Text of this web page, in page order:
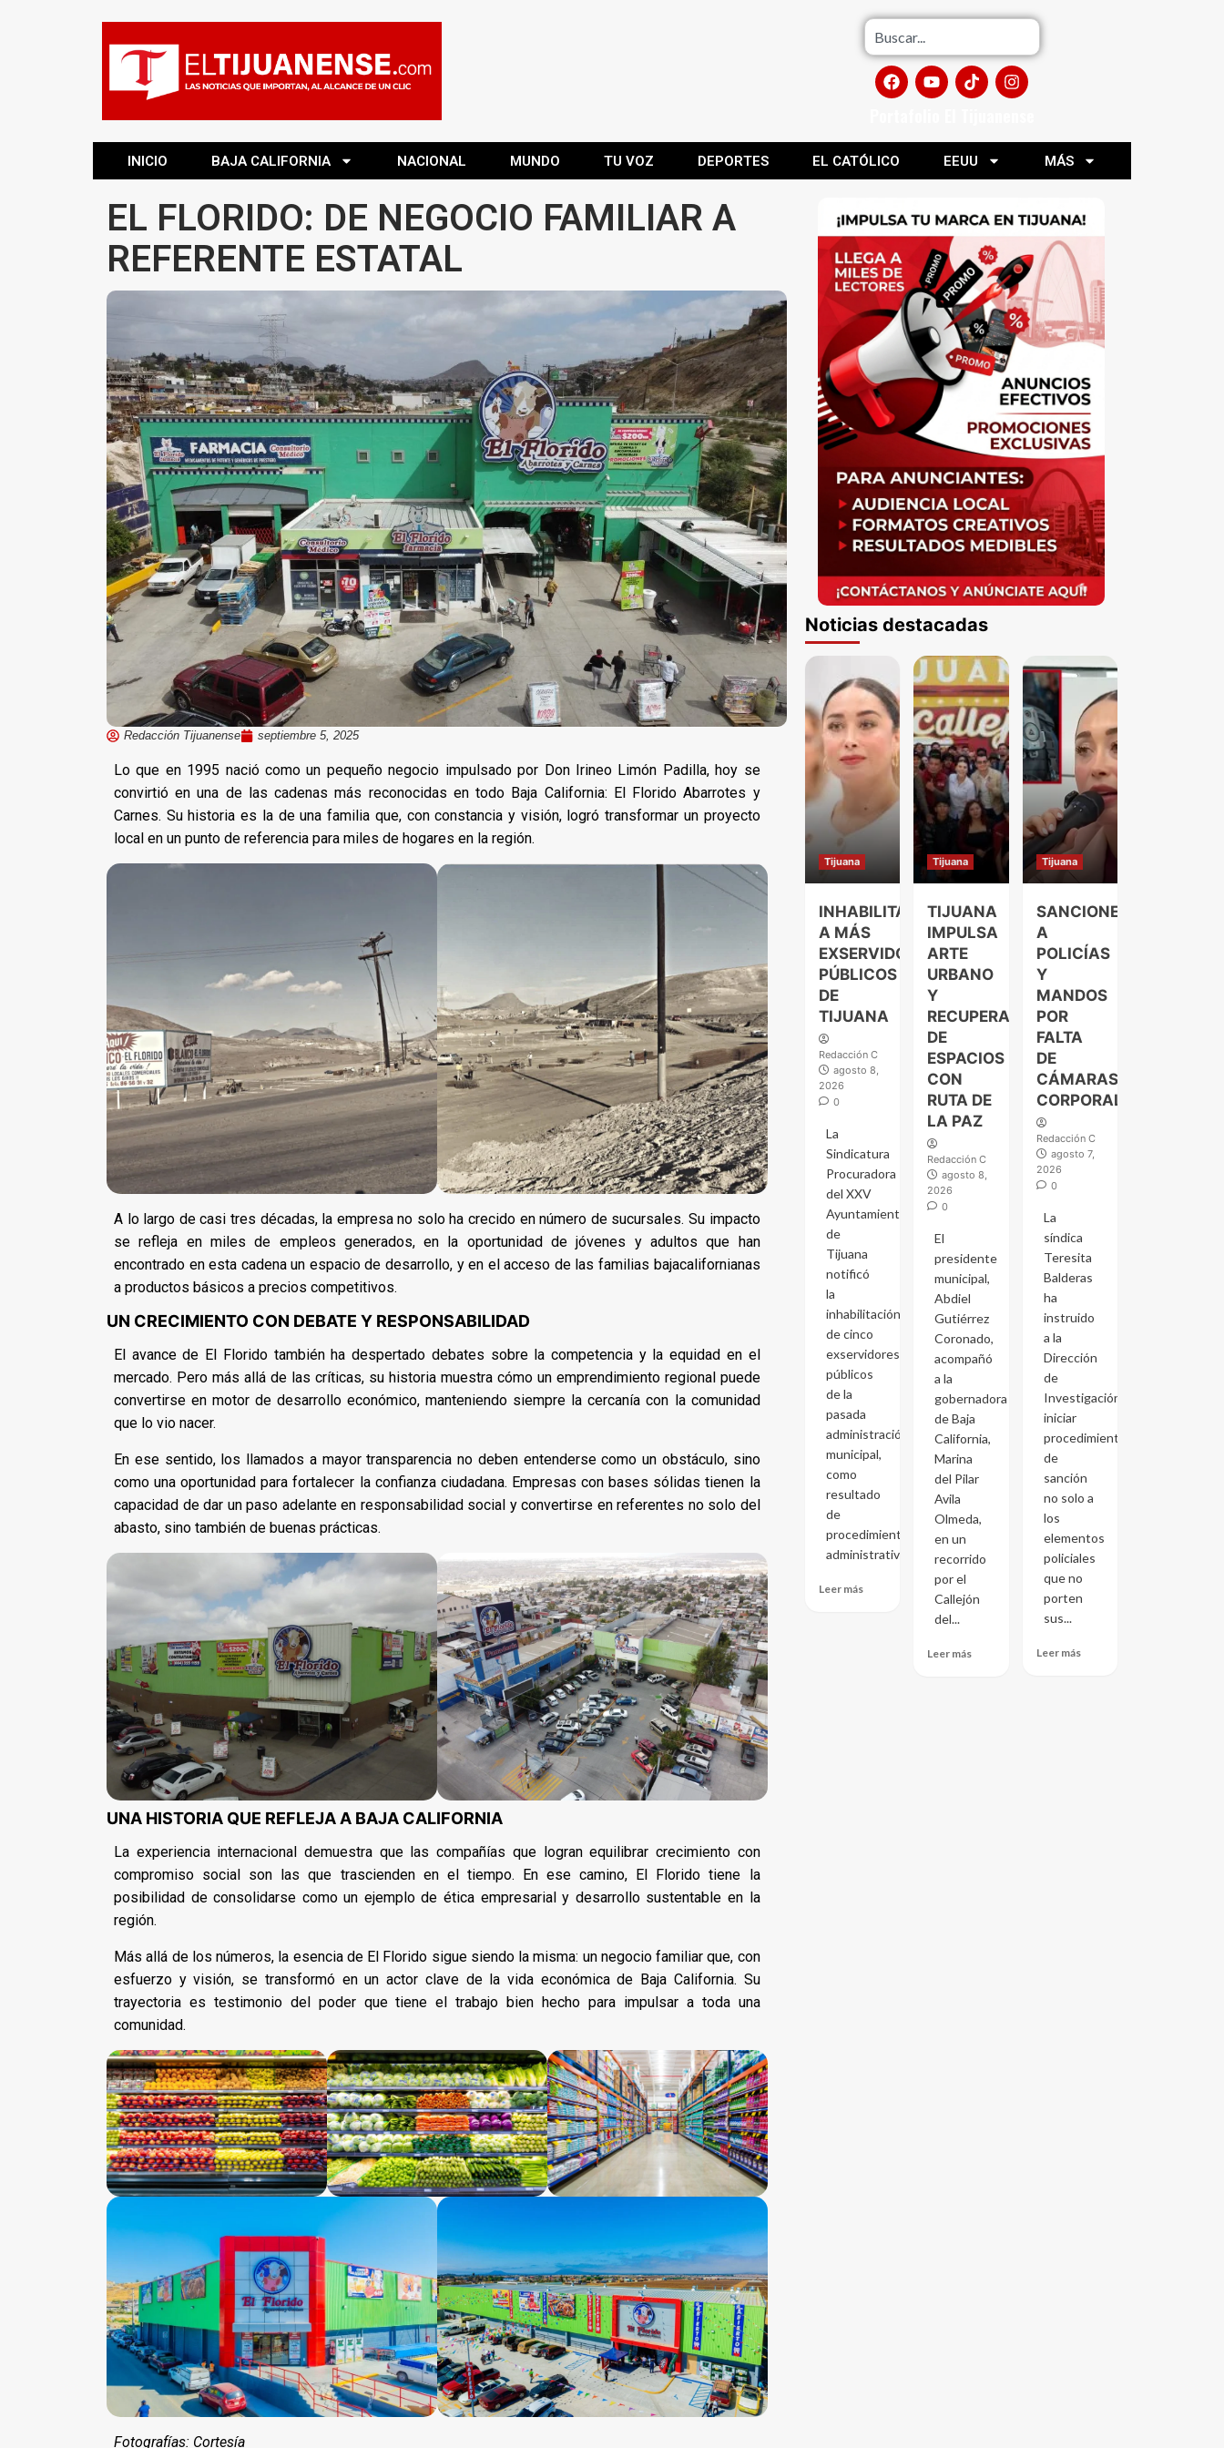
INICIO BAJA CALIFORNIA NACIONAL MUNDO TU VOZ DEPORTES EL CATÓLICO EEUU MÁS
EL FLORIDO: DE NEGOCIO FAMILIAR A
REFERENTE ESTATAL
Redacción Tijuanense septiembre 5, 2025
Lo que en 1995 nació como un pequeño negocio impulsado por Don Irineo Limón Padilla, hoy se
convirtió en una de las cadenas más reconocidas en todo Baja California: El Florido Abarrotes y
Carnes. Su historia es la de una familia que, con constancia y visión, logró transformar un proyecto
local en un punto de referencia para miles de hogares en la región.
A lo largo de casi tres décadas, la empresa no solo ha crecido en número de sucursales. Su impacto
se refleja en miles de empleos generados, en la oportunidad de jóvenes y adultos que han
encontrado en esta cadena un espacio de desarrollo, y en el acceso de las familias bajacalifornianas
a productos básicos a precios competitivos.
UN CRECIMIENTO CON DEBATE Y RESPONSABILIDAD
El avance de El Florido también ha despertado debates sobre la competencia y la equidad en el
mercado. Pero más allá de las críticas, su historia muestra cómo un emprendimiento regional puede
convertirse en motor de desarrollo económico, manteniendo siempre la cercanía con la comunidad
que lo vio nacer.
En ese sentido, los llamados a mayor transparencia no deben entenderse como un obstáculo, sino
como una oportunidad para fortalecer la confianza ciudadana. Empresas con bases sólidas tienen la
capacidad de dar un paso adelante en responsabilidad social y convertirse en referentes no solo del
abasto, sino también de buenas prácticas.
UNA HISTORIA QUE REFLEJA A BAJA CALIFORNIA
La experiencia internacional demuestra que las compañías que logran equilibrar crecimiento con
compromiso social son las que trascienden en el tiempo. En ese camino, El Florido tiene la
posibilidad de consolidarse como un ejemplo de ética empresarial y desarrollo sustentable en la
región.
Más allá de los números, la esencia de El Florido sigue siendo la misma: un negocio familiar que, con
esfuerzo y visión, se transformó en un actor clave de la vida económica de Baja California. Su
trayectoria es testimonio del poder que tiene el trabajo bien hecho para impulsar a toda una
comunidad.
Fotografías: Cortesía
Noticias destacadas
Tijuana
INHABILITAN
A MÁS
EXSERVIDORES
PÚBLICOS
DE
TIJUANA
Redacción C
agosto 8,
2026
0
La
Sindicatura
Procuradora
del XXV
Ayuntamiento
de
Tijuana
notificó
la
inhabilitación
de cinco
exservidores
públicos
de la
pasada
administración
municipal,
como
resultado
de
procedimientos
administrativos...
Leer más
Tijuana
TIJUANA
IMPULSA
ARTE
URBANO
Y
RECUPERACIÓN
DE
ESPACIOS
CON
RUTA DE
LA PAZ
Redacción C
agosto 8,
2026
0
El
presidente
municipal,
Abdiel
Gutiérrez
Coronado,
acompañó
a la
gobernadora
de Baja
California,
Marina
del Pilar
Avila
Olmeda,
en un
recorrido
por el
Callejón
del...
Leer más
Tijuana
SANCIONES
A
POLICÍAS
Y
MANDOS
POR
FALTA
DE
CÁMARAS
CORPORALES
Redacción C
agosto 7,
2026
0
La
síndica
Teresita
Balderas
ha
instruido
a la
Dirección
de
Investigación
iniciar
procedimientos
de
sanción
no solo a
los
elementos
policiales
que no
porten
sus...
Leer más